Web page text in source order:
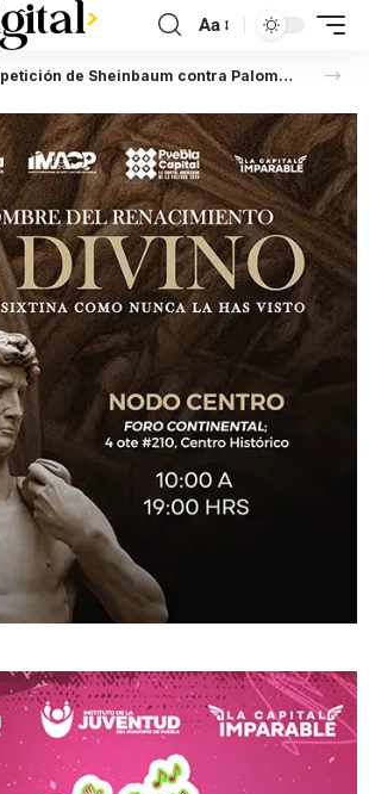
Aa
Armenta réplica petición de Sheinbaum contra Palomares y Salvatori